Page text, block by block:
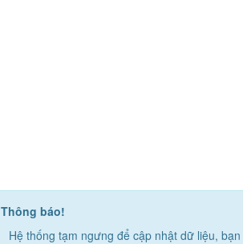
Thông báo!
Hệ thống tạm ngưng để cập nhật dữ liệu,